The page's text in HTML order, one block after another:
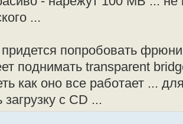
...
попробовать
поднимать transparent
как оно все работает ...
загрузку с CD ...